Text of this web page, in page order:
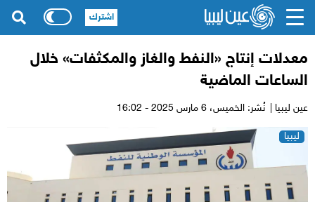
معدلات إنتاج «النفط والغاز والمكثفات» خلال
الساعات الماضية
عين ليبيا | نُشر: الخميس،
ليبيا
اشترك